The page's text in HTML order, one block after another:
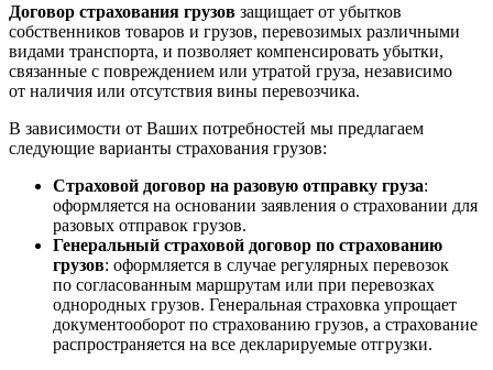
Договор страхования грузов защищает от убытков
собственников товаров и грузов, перевозимых различными
видами транспорта, и позволяет компенсировать убытки,
связанные с повреждением или утратой груза, независимо
от наличия или отсутствия вины перевозчика.
В зависимости от Ваших потребностей мы предлагаем
следующие варианты страхования грузов:
Страховой договор на разовую отправку груза:
оформляется на основании заявления о страховании для
разовых отправок грузов.
Генеральный страховой договор по страхованию
грузов: оформляется в случае регулярных перевозок
по согласованным маршрутам или при перевозках
однородных грузов. Генеральная страховка упрощает
документооборот по страхованию грузов, а страхование
распространяется на все декларируемые отгрузки.